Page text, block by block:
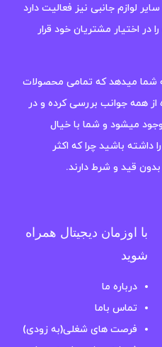
لوازم جانبی نیز فعالیت دارد
اختیار مشتریان خود قرار
به شما میدهد که تمامی محصولات
از همه جوانب بررسی کرده و در
میشود و شما با خیال
داشته باشید چرا که اکثر
قید و شرط دارند.
با اوزمان دیجیتال همراه
شوید
درباره ما
تماس باما
فرصت های شغلی(به زودی)